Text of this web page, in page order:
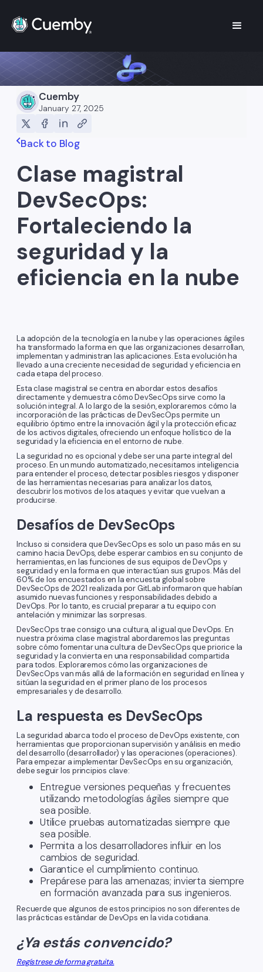
Cuemby
January 27, 2025
Back to Blog
Clase magistral
DevSecOps:
Fortaleciendo la
seguridad y la
eficiencia en la nube
La adopción de la tecnología en la nube y las operaciones ágiles
ha transformado la forma en que las organizaciones desarrollan,
implementan y administran las aplicaciones. Esta evolución ha
llevado a una creciente necesidad de seguridad y eficiencia en
cada etapa del proceso.
Esta clase magistral se centra en abordar estos desafíos
directamente y demuestra cómo DevSecOps sirve como la
solución integral. A lo largo de la sesión, exploraremos cómo la
incorporación de las prácticas de DevSecOps permite un
equilibrio óptimo entre la innovación ágil y la protección eficaz
de los activos digitales, ofreciendo un enfoque holístico de la
seguridad y la eficiencia en el entorno de nube.
La seguridad no es opcional y debe ser una parte integral del
proceso. En un mundo automatizado, necesitamos inteligencia
para entender el proceso, detectar posibles riesgos y disponer
de las herramientas necesarias para analizar los datos,
descubrir los motivos de los ataques y evitar que vuelvan a
producirse.
Desafíos de DevSecOps
Incluso si considera que DevSecOps es solo un paso más en su
camino hacia DevOps, debe esperar cambios en su conjunto de
herramientas, en las funciones de sus equipos de DevOps y
seguridad y en la forma en que interactúan sus grupos. Más del
60% de los encuestados en la encuesta global sobre
DevSecOps de 2021 realizada por GitLab informaron que habían
asumido nuevas funciones y responsabilidades debido a
DevOps. Por lo tanto, es crucial preparar a tu equipo con
antelación y minimizar las sorpresas.
DevSecOps trae consigo una cultura, al igual que DevOps. En
nuestra próxima clase magistral abordaremos las preguntas
sobre cómo fomentar una cultura de DevSecOps que priorice la
seguridad y la convierta en una responsabilidad compartida
para todos. Exploraremos cómo las organizaciones de
DevSecOps van más allá de la formación en seguridad en línea y
sitúan la seguridad en el primer plano de los procesos
empresariales y de desarrollo.
La respuesta es DevSecOps
La seguridad abarca todo el proceso de DevOps existente, con
herramientas que proporcionan supervisión y análisis en medio
del desarrollo (desarrollador) y las operaciones (operaciones).
Para empezar a implementar DevSecOps en su organización,
debe seguir los principios clave:
Entregue versiones pequeñas y frecuentes
utilizando metodologías ágiles siempre que
sea posible.
Utilice pruebas automatizadas siempre que
sea posible.
Permita a los desarrolladores influir en los
cambios de seguridad.
Garantice el cumplimiento continuo.
Prepárese para las amenazas; invierta siempre
en formación avanzada para sus ingenieros.
Recuerde que algunos de estos principios no son diferentes de
las prácticas estándar de DevOps en la vida cotidiana.
¿Ya estás convencido?
Regístrese de forma gratuita.